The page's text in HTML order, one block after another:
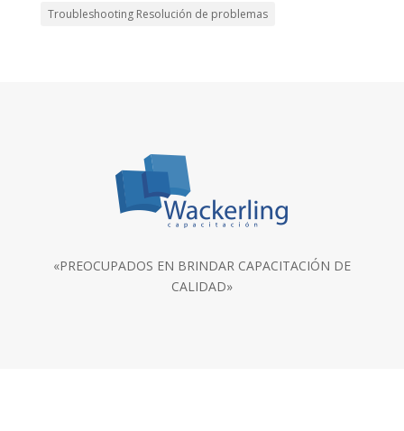
Troubleshooting Resolución de problemas
«PREOCUPADOS EN BRINDAR CAPACITACIÓN DE
CALIDAD»